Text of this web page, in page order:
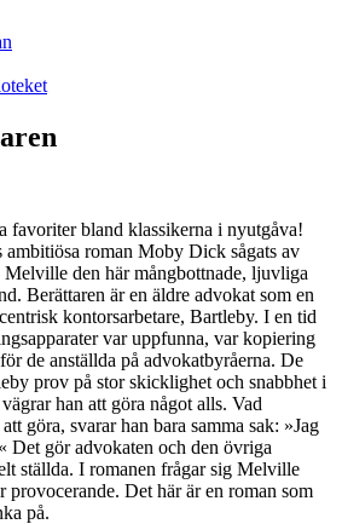
favoriter bland klassikerna i nyutgåva!
ambitiösa roman Moby Dick sågats av
den här mångbottnade, ljuvliga
Berättaren är en äldre advokat som en
kontorsarbetare, Bartleby. I en tid
var uppfunna, var kopiering
de anställda på advokatbyråerna. De
prov på stor skicklighet och snabbhet i
han att göra något alls. Vad
göra, svarar han bara samma sak: »Jag
Det gör advokaten och den övriga
ställda. I romanen frågar sig Melville
provocerande. Det här är en roman som
på.